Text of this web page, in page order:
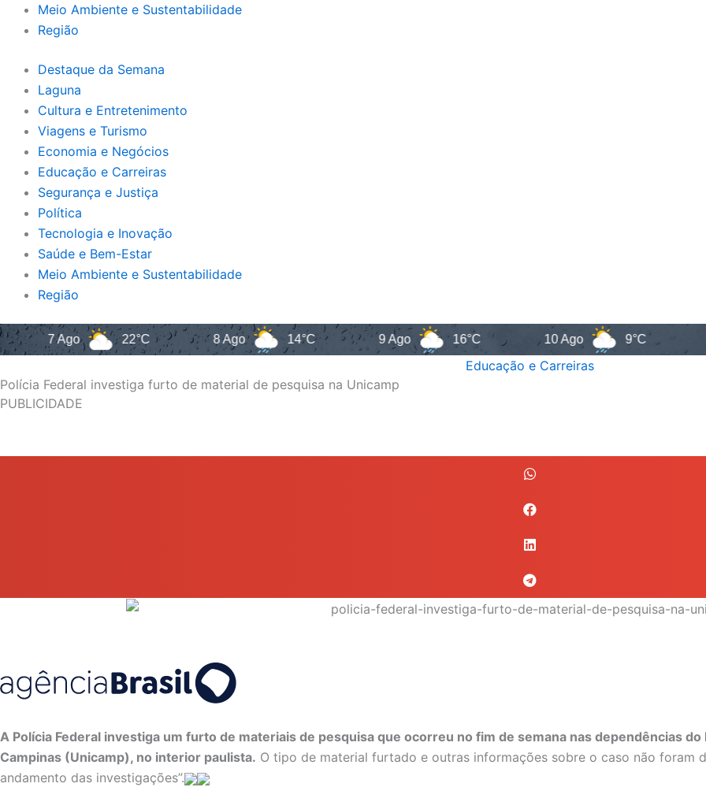
Meio Ambiente e Sustentabilidade
Região
Destaque da Semana
Laguna
Cultura e Entretenimento
Viagens e Turismo
Economia e Negócios
Educação e Carreiras
Segurança e Justiça
Política
Tecnologia e Inovação
Saúde e Bem-Estar
Meio Ambiente e Sustentabilidade
Região
Ago 22°C 8 Ago 14°C 9 Ago 16°C 10 Ago 9°C
Educação e Carreiras
Polícia Federal investiga furto de material de pesquisa na Unicamp
PUBLICIDADE
A Polícia Federal investiga um furto de materiais de pesquisa que ocorreu no fim de semana nas dependências
Campinas (Unicamp), no interior paulista. O tipo de material furtado e outras informações sobre o caso não foram
andamento das investigações”.